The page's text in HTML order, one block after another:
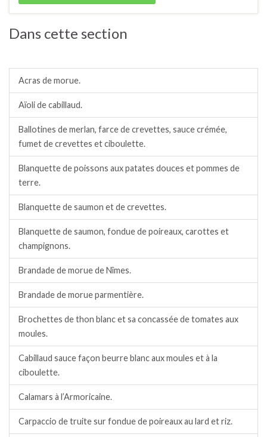
Dans cette section
Acras de morue.
Aïoli de cabillaud.
Ballotines de merlan, farce de crevettes, sauce crémée,
fumet de crevettes et ciboulette.
Blanquette de poissons aux patates douces et pommes de
terre.
Blanquette de saumon et de crevettes.
Blanquette de saumon, fondue de poireaux, carottes et
champignons.
Brandade de morue de Nîmes.
Brandade de morue parmentière.
Brochettes de thon blanc et sa concassée de tomates aux
moules.
Cabillaud sauce façon beurre blanc aux moules et à la
ciboulette.
Calamars à l’Armoricaine.
Carpaccio de truite sur fondue de poireaux au lard et riz.